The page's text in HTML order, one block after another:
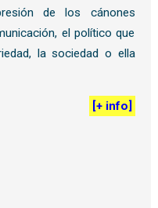
de los cánones
el político que
la sociedad o ella
[+ info]